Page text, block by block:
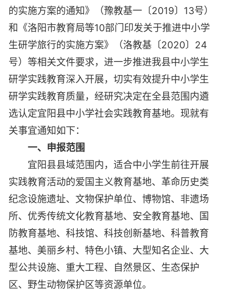
的实施方案的通知》（豫教基一〔2019〕13号）
和《洛阳市教育局等10部门印发关于推进中小学
生研学旅行的实施方案》（洛教基〔2020〕24
号）等相关文件要求，进一步推进我县中小学生
研学实践教育深入开展，切实有效提升中小学生
研学实践教育质量，经研究决定在全县范围内遴
选认定宜阳县中小学社会实践教育基地。现就有
关事宜通知如下：
一、申报范围
宜阳县县域范围内，适合中小学生前往开展
实践教育活动的爱国主义教育基地、革命历史类
纪念设施遗址、文物保护单位、博物馆、非遗场
所、优秀传统文化教育基地、安全教育基地、国
防教育基地、科技馆、科技创新基地、科普教育
基地、美丽乡村、特色小镇、大型知名企业、大
型公共设施、重大工程、自然景区、生态保护
区、野生动物保护区等资源单位。